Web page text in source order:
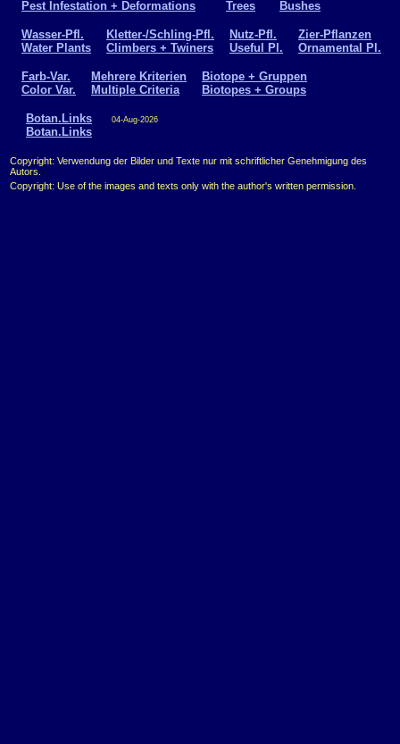
Pest Infestation + Deformations Trees Bushes
Wasser-Pfl.
Water Plants
Kletter-/Schling-Pfl.
Climbers + Twiners
Nutz-Pfl.
Useful Pl.
Zier-Pflanzen
Ornamental Pl.
Farb-Var.
Color Var.
Mehrere Kriterien
Multiple Criteria
Biotope + Gruppen
Biotopes + Groups
Botan.Links
Botan.Links
04-Aug-2026
Copyright: Verwendung der Bilder und Texte nur mit schriftlicher Genehmigung des
Autors.
Copyright: Use of the images and texts only with the author's written permission.